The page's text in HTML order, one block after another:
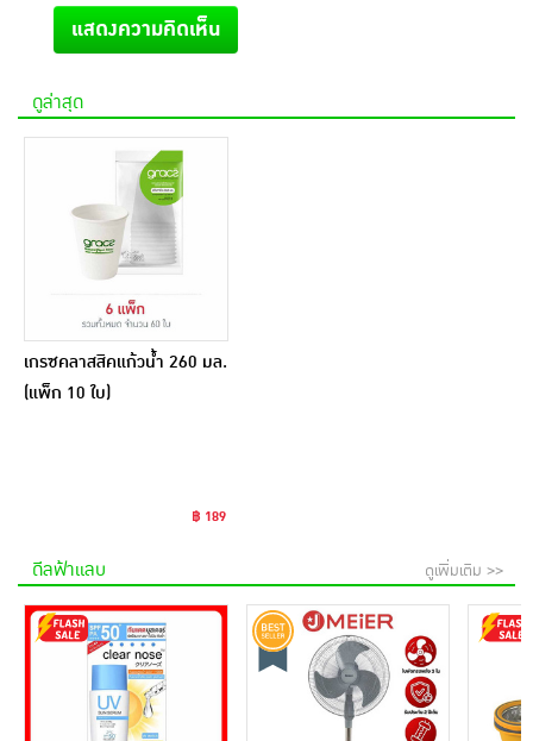
แสดงความคิดเห็น
ดูล่าสุด
เกรซคลาสสิคแก้วน้ำ 260 มล.
(แพ็ก 10 ใบ)
฿ 189
ดีลฟ้าแลบ ดูเพิ่มเติม >>